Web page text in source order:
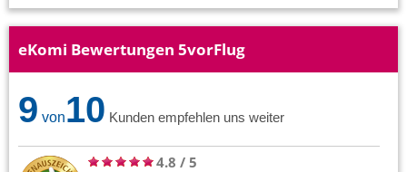
eKomi Bewertungen 5vorFlug
9 von10 Kunden empfehlen uns weiter
4.8 / 5